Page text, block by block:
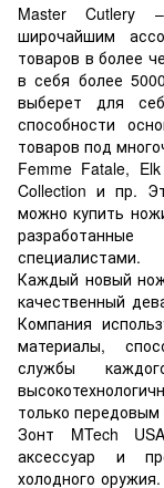
Master Cutlery
широчайшим
товаров в более
в себя более
выберет для
способности
товаров под
Femme Fatale,
Collection и пр.
можно купить
специалистами.
Каждый новый
качественный
Компания
материалы,
службы
только
Зонт MTech
аксессуар и
холодного